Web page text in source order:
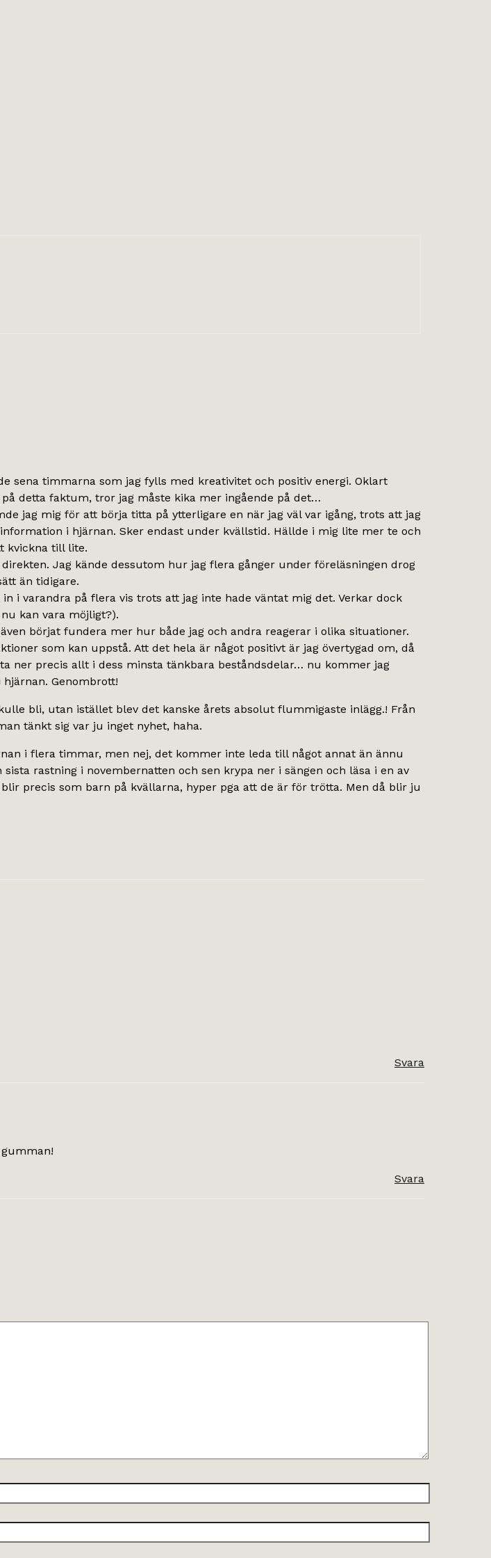
sena timmarna som jag fylls med kreativitet och positiv energi. Oklart
detta faktum, tror jag måste kika mer ingående på det…
jag mig för att börja titta på ytterligare en när jag väl var igång, trots att jag
i hjärnan. Sker endast under kvällstid. Hällde i mig lite mer te och
kvickna till lite.
Jag kände dessutom hur jag flera gånger under föreläsningen drog
än tidigare.
i varandra på flera vis trots att jag inte hade väntat mig det. Verkar dock
kan vara möjligt?).
börjat fundera mer hur både jag och andra reagerar i olika situationer.
som kan uppstå. Att det hela är något positivt är jag övertygad om, då
ner precis allt i dess minsta tänkbara beståndsdelar… nu kommer jag
Genombrott!
bli, utan istället blev det kanske årets absolut flummigaste inlägg.! Från
tänkt sig var ju inget nyhet, haha.
i flera timmar, men nej, det kommer inte leda till något annat än ännu
rastning i novembernatten och sen krypa ner i sängen och läsa i en av
precis som barn på kvällarna, hyper pga att de är för trötta. Men då blir ju
Svara
Svara